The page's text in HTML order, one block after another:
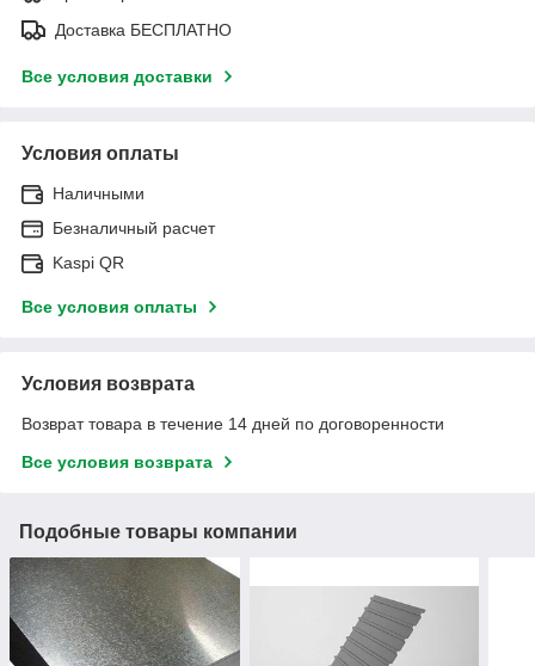
Доставка БЕСПЛАТНО
Все условия доставки
Условия оплаты
Наличными
Безналичный расчет
Kaspi QR
Все условия оплаты
Условия возврата
Возврат товара в течение 14 дней по договоренности
Все условия возврата
Подобные товары компании